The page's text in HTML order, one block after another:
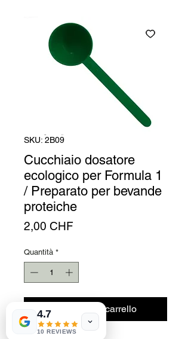
SKU: 2B09
Cucchiaio dosatore
ecologico per Formula 1
/ Preparato per bevande
proteiche
2,00 CHF
Quantità *
Aggiungi al carrello
4.7
10 REVIEWS